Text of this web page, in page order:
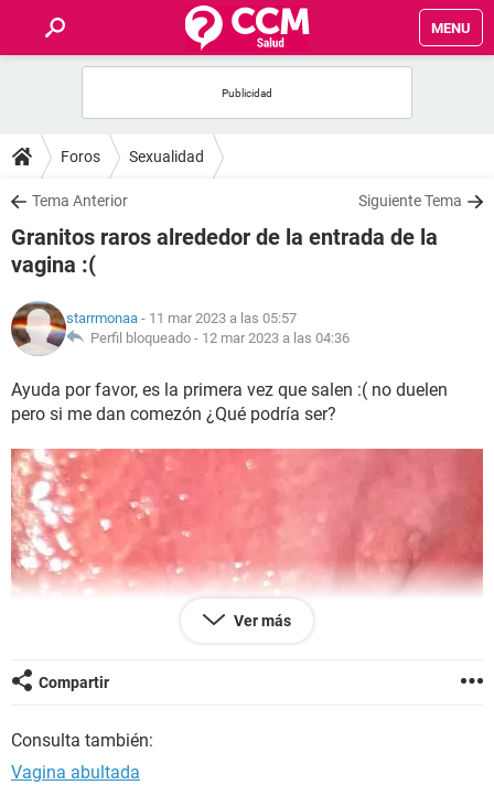
MENU
FOROS
SALUD
FAMILIA
NUTRICIÓN
SEXUALIDAD
GLOSARIO
Foros Sexualidad
Tema Anterior Siguiente Tema
Granitos raros alrededor de la entrada de la
vagina :(
starrmonaa - 11 mar 2023 a las 05:57
Perfil bloqueado - 12 mar 2023 a las 04:36
Ayuda por favor, es la primera vez que salen :( no duelen
pero si me dan comezón ¿Qué podría ser?
Ver más
Compartir
Consulta también:
Vagina abultada